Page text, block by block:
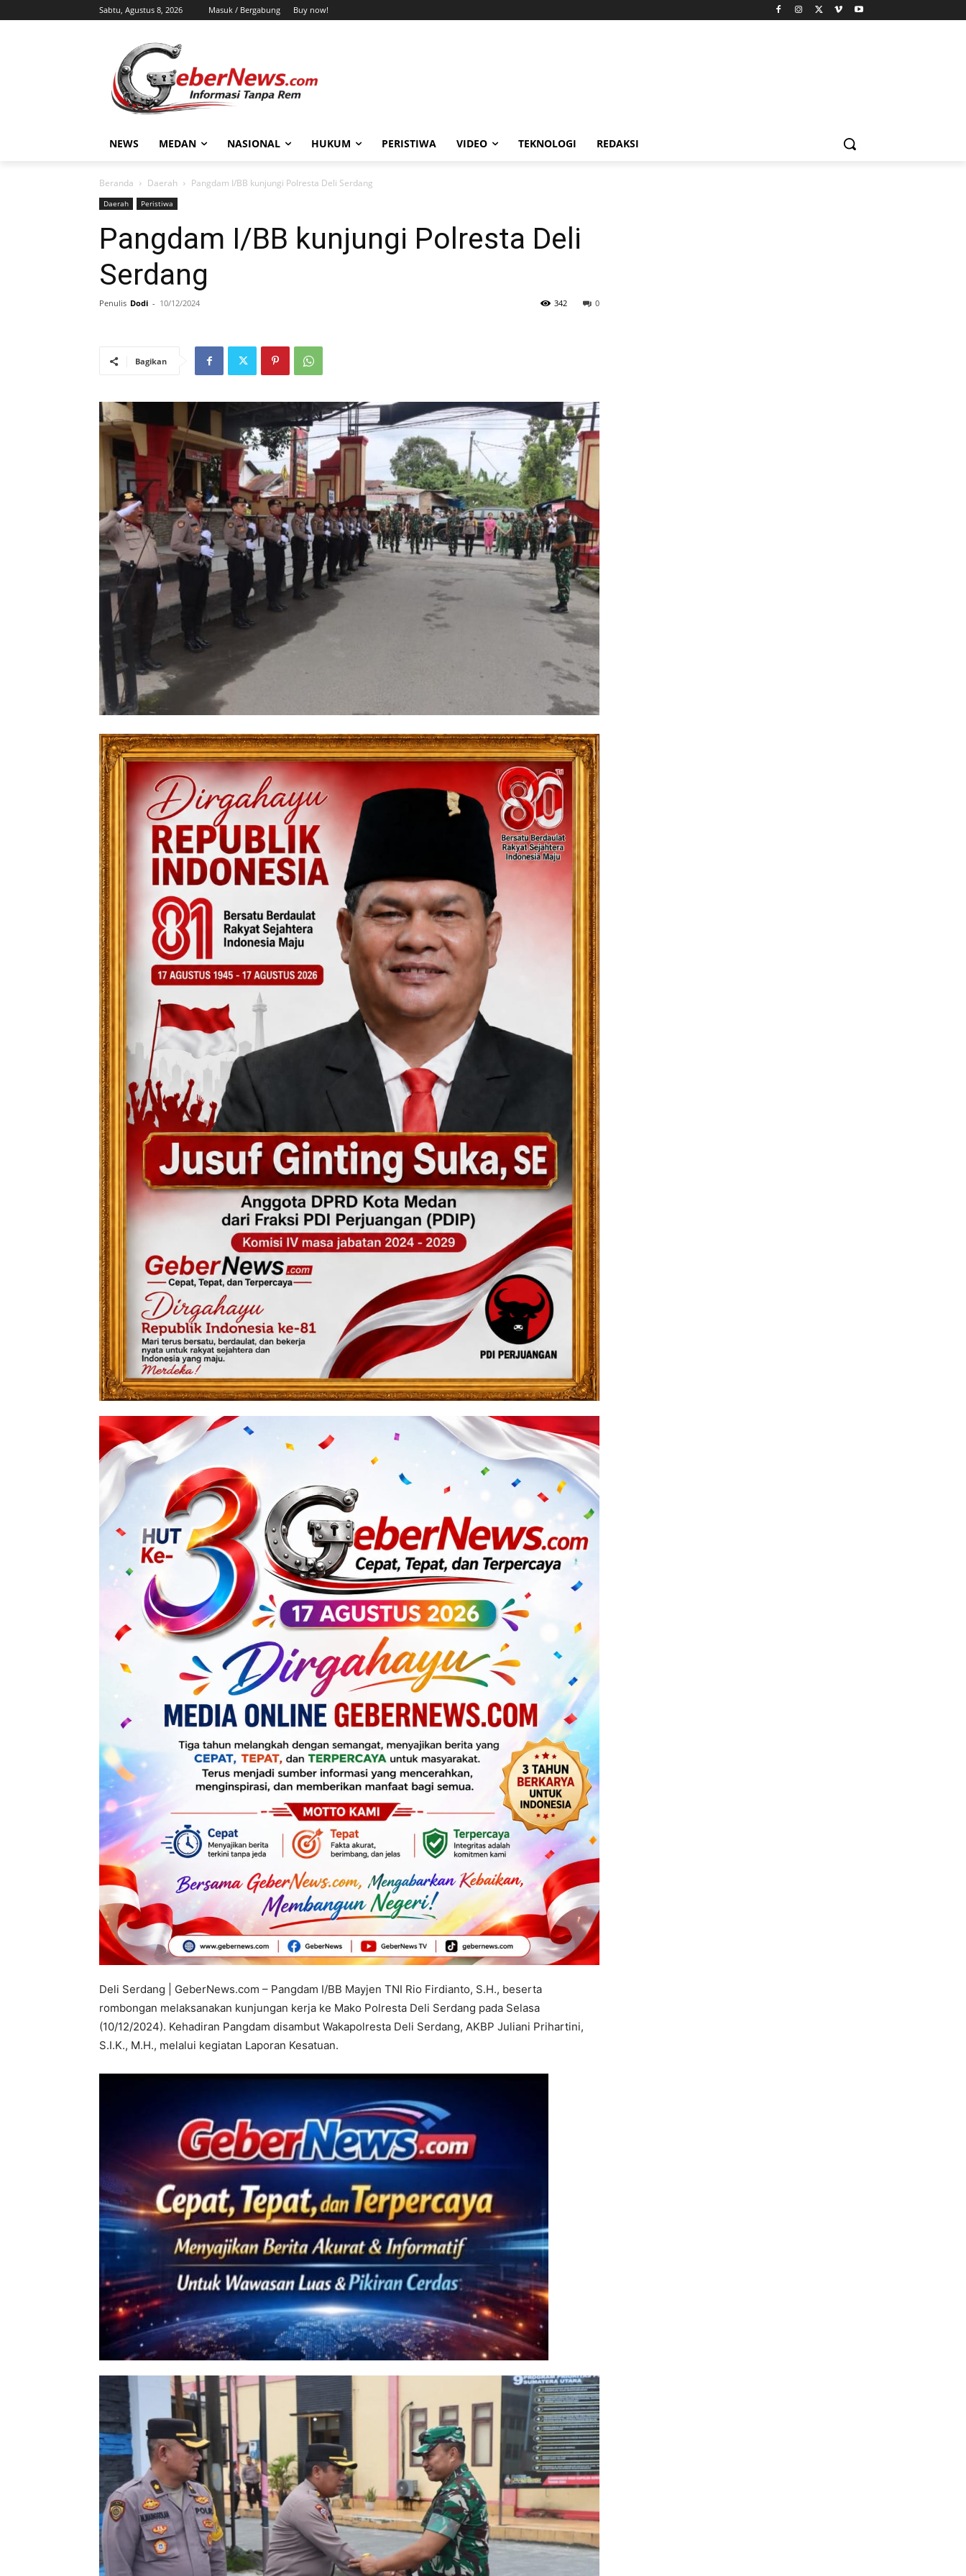
Sabtu, Agustus 8, 2026 Masuk / Bergabung Buy now!
NEWS MEDAN NASIONAL HUKUM PERISTIWA VIDEO TEKNOLOGI REDAKSI
Beranda Daerah Pangdam I/BB kunjungi Polresta Deli Serdang
Daerah Peristiwa
Pangdam I/BB kunjungi Polresta Deli
Serdang
Penulis Dodi - 10/12/2024 0
342
Bagikan
Deli Serdang | GeberNews.com – Pangdam I/BB Mayjen TNI Rio Firdianto, S.H., beserta
rombongan melaksanakan kunjungan kerja ke Mako Polresta Deli Serdang pada Selasa
(10/12/2024). Kehadiran Pangdam disambut Wakapolresta Deli Serdang, AKBP Juliani Prihartini,
S.I.K., M.H., melalui kegiatan Laporan Kesatuan.